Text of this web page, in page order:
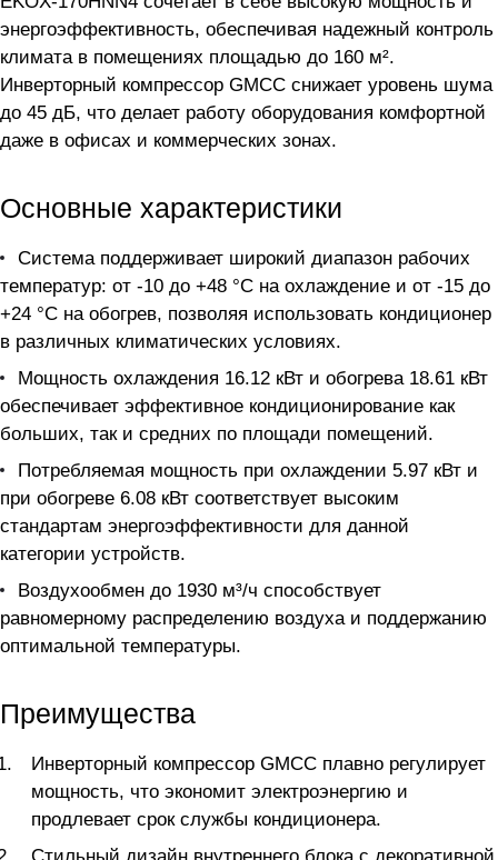
энергоэффективность, обеспечивая надежный контроль
климата в помещениях площадью до 160 м².
Инверторный компрессор GMCC снижает уровень шума
до 45 дБ, что делает работу оборудования комфортной
даже в офисах и коммерческих зонах.
Основные характеристики
Система поддерживает широкий диапазон рабочих
температур: от -10 до +48 °C на охлаждение и от -15 до
+24 °C на обогрев, позволяя использовать кондиционер
в различных климатических условиях.
Мощность охлаждения 16.12 кВт и обогрева 18.61 кВт
обеспечивает эффективное кондиционирование как
больших, так и средних по площади помещений.
Потребляемая мощность при охлаждении 5.97 кВт и
при обогреве 6.08 кВт соответствует высоким
стандартам энергоэффективности для данной
категории устройств.
Воздухообмен до 1930 м³/ч способствует
равномерному распределению воздуха и поддержанию
оптимальной температуры.
Преимущества
Инверторный компрессор GMCC плавно регулирует
мощность, что экономит электроэнергию и
продлевает срок службы кондиционера.